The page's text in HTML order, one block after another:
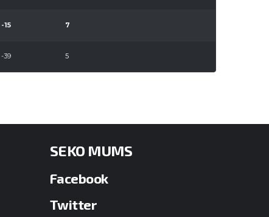
-15 7
-39 5
SEKO MUMS
Facebook
Twitter